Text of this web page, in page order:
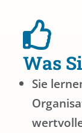
Was
Sie